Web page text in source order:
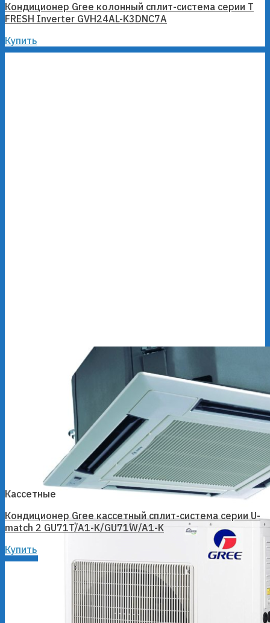
Кондиционер Gree колонный сплит-система серии T
FRESH Inverter GVH24AL-K3DNC7A
Купить
Кассетные
Кондиционер Gree кассетный сплит-система серии U-
match 2 GU71T/A1-K/GU71W/A1-K
Купить